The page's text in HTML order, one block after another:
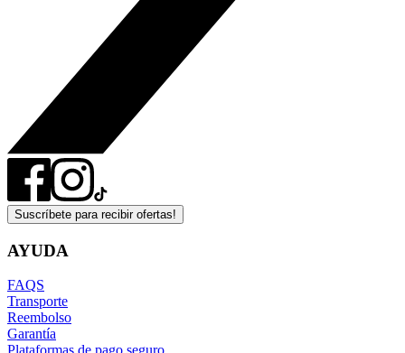
Suscríbete para recibir ofertas!
AYUDA
FAQS
Transporte
Reembolso
Garantía